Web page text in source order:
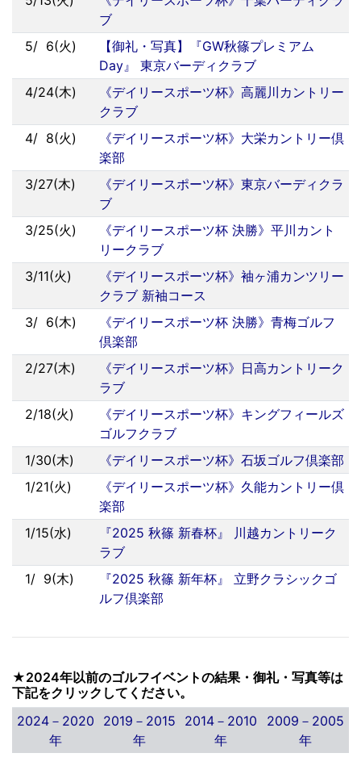
ブ
5/ 6(火)
【御礼・写真】『GW秋篠プレミアム
Day』 東京バーディクラブ
4/24(木)
《デイリースポーツ杯》高麗川カントリー
クラブ
4/ 8(火)
《デイリースポーツ杯》大栄カントリー倶
楽部
3/27(木)
《デイリースポーツ杯》東京バーディクラ
ブ
3/25(火)
《デイリースポーツ杯 決勝》平川カント
リークラブ
3/11(火)
《デイリースポーツ杯》袖ヶ浦カンツリー
クラブ 新袖コース
3/ 6(木)
《デイリースポーツ杯 決勝》青梅ゴルフ
倶楽部
2/27(木)
《デイリースポーツ杯》日高カントリーク
ラブ
2/18(火)
《デイリースポーツ杯》キングフィールズ
ゴルフクラブ
1/30(木)
《デイリースポーツ杯》石坂ゴルフ倶楽部
1/21(火)
《デイリースポーツ杯》久能カントリー倶
楽部
1/15(水)
『2025 秋篠 新春杯』 川越カントリーク
ラブ
1/ 9(木)
『2025 秋篠 新年杯』 立野クラシックゴ
ルフ倶楽部
★2024年以前のゴルフイベントの結果・御礼・写真等は
下記をクリックしてください。
2024－2020
年
2019－2015
年
2014－2010
年
2009－2005
年